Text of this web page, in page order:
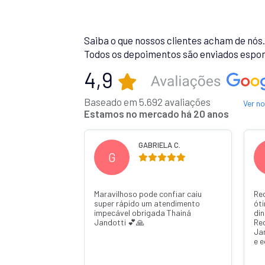
Saiba o que nossos clientes acham de
Todos os depoimentos são enviados
4,9
Baseado em 5.692 avaliações
Estamos no mercado há 20 anos
Ver
G
GABRIELA C.
Maravilhoso pode confiar caiu
super rápido um atendimento
impecável obrigada Thainá
Jandotti 💕🙏
e